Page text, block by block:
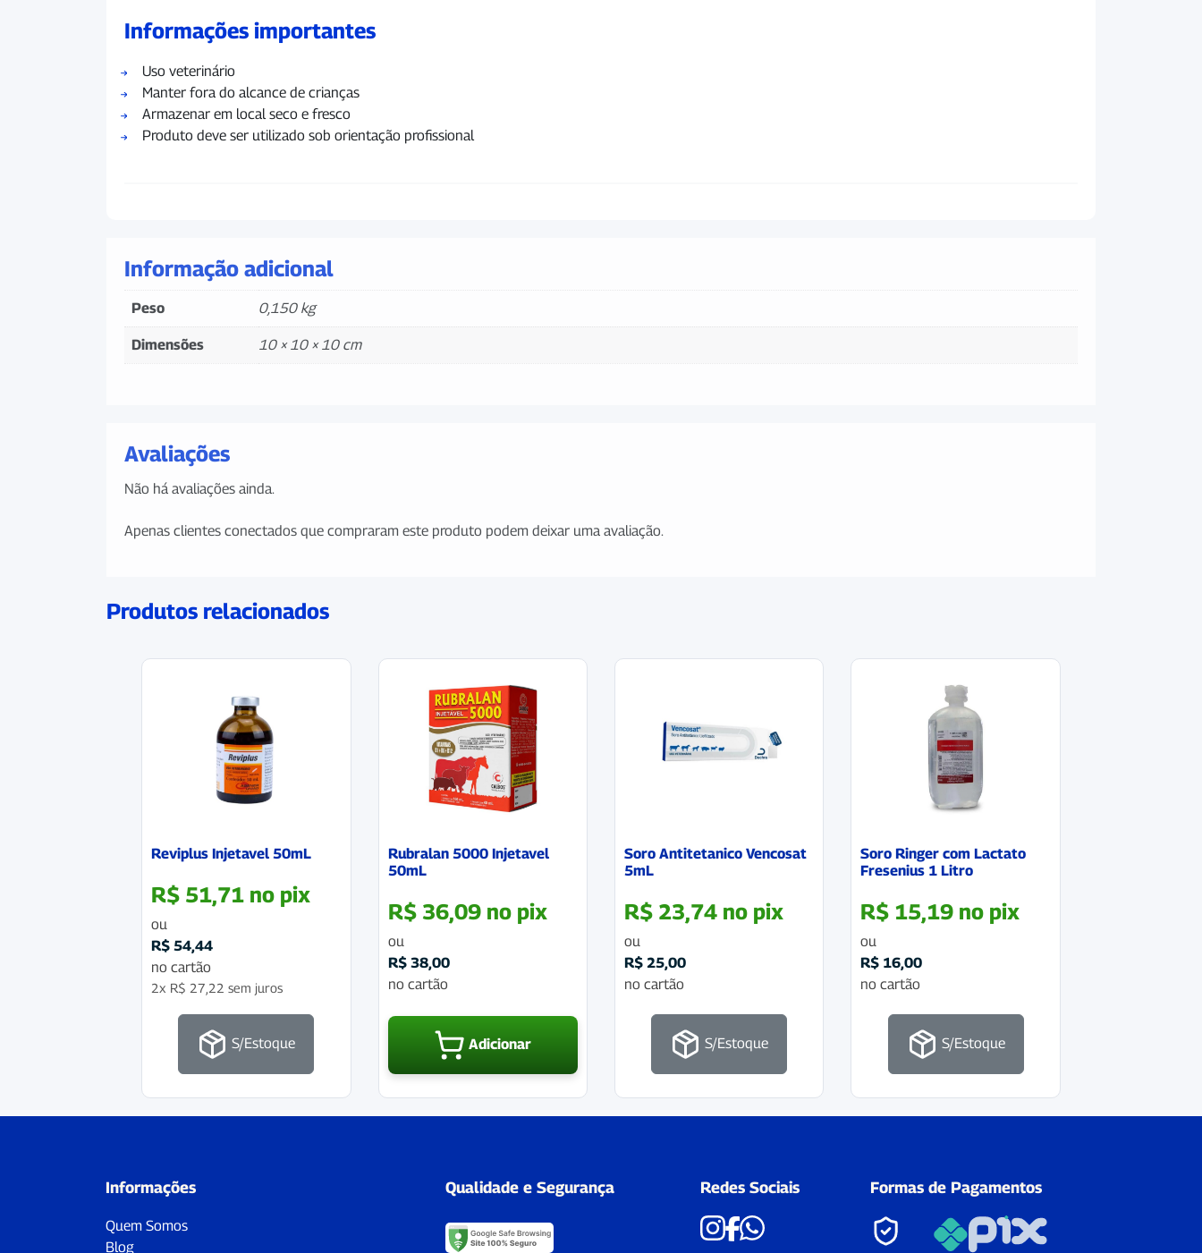
Informações importantes
Uso veterinário
Manter fora do alcance de crianças
Armazenar em local seco e fresco
Produto deve ser utilizado sob orientação profissional
Informação adicional
Peso 0,150 kg
Dimensões 10 × 10 × 10 cm
Avaliações
Não há avaliações ainda.
Apenas clientes conectados que compraram este produto podem deixar uma avaliação.
Produtos relacionados
Reviplus Injetavel 50mL
R$ 51,71 no pix
ou
R$ 54,44
no cartão
2x R$ 27,22 sem juros
S/Estoque
Rubralan 5000 Injetavel
50mL
R$36,09 no pix
ou
R$38,00
no cartão
Adicionar
Soro Antitetanico Vencosat
5mL
R$ 23,74 no pix
ou
R$ 25,00
no cartão
S/Estoque
Soro Ringer com Lactato
Fresenius 1 Litro
R$ 15,19 no pix
ou
R$ 16,00
no cartão
S/Estoque
Informações
Quem Somos
Blog
Qualidade e Segurança Redes Sociais Formas de Pagamentos